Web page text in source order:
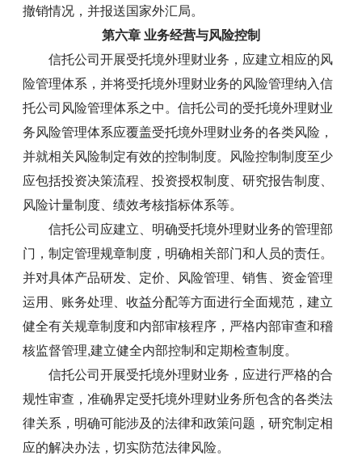
撤销情况，并报送国家外汇局。
第六章 业务经营与风险控制
信托公司开展受托境外理财业务，应建立相应的风
险管理体系，并将受托境外理财业务的风险管理纳入信
托公司风险管理体系之中。信托公司的受托境外理财业
务风险管理体系应覆盖受托境外理财业务的各类风险，
并就相关风险制定有效的控制制度。风险控制制度至少
应包括投资决策流程、投资授权制度、研究报告制度、
风险计量制度、绩效考核指标体系等。
信托公司应建立、明确受托境外理财业务的管理部
门，制定管理规章制度，明确相关部门和人员的责任。
并对具体产品研发、定价、风险管理、销售、资金管理
运用、账务处理、收益分配等方面进行全面规范，建立
健全有关规章制度和内部审核程序，严格内部审查和稽
核监督管理,建立健全内部控制和定期检查制度。
信托公司开展受托境外理财业务，应进行严格的合
规性审查，准确界定受托境外理财业务所包含的各类法
律关系，明确可能涉及的法律和政策问题，研究制定相
应的解决办法，切实防范法律风险。